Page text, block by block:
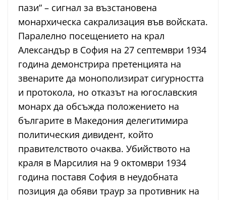
пази“ – сигнал за възстановена
монархическа сакрализация във войската.
Паралелно посещението на крал
Александър в София на 27 септември 1934
година демонстрира претенцията на
звенарите да монополизират сигурността
и протокола, но отказът на югославския
монарх да обсъжда положението на
българите в Македония делегитимира
политическия дивидент, който
правителството очаква. Убийството на
краля в Марсилия на 9 октомври 1934
година поставя София в неудобната
позиция да обяви траур за противник на